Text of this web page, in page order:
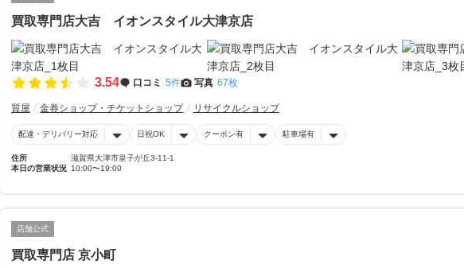
買取専門店大吉 イオンスタイル大津京店
3.54 口コミ 5件 写真 67枚
質屋 金券ショップ・チケットショップ リサイクルショップ
配達・デリバリー対応 日祝OK クーポン有 駐車場有
住所
滋賀県大津市皇子が丘3-11-1
本日の営業状況 10:00〜19:00
店舗公式
買取専門店 京小町